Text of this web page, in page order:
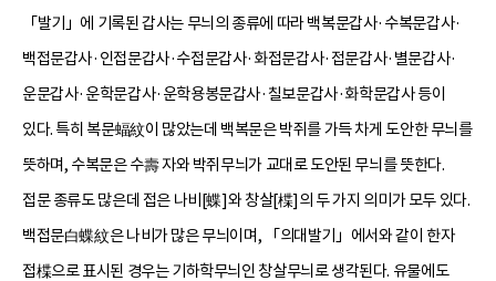
「발기」에 기록된 갑사는 무늬의 종류에 따라 백복문갑사·수복문갑사·
백접문갑사·인접문갑사·수접문갑사·화접문갑사·접문갑사·별문갑사·
운문갑사·운학문갑사·운학용봉문갑사·칠보문갑사·화학문갑사 등이
있다. 특히 복문蝠紋이 많았는데 백복문은 박쥐를 가득 차게 도안한 무늬를
뜻하며, 수복문은 수壽 자와 박쥐무늬가 교대로 도안된 무늬를 뜻한다.
접문 종류도 많은데 접은 나비[蝶]와 창살[楪]의 두 가지 의미가 모두 있다.
백접문白蝶紋은 나비가 많은 무늬이며, 「의대발기」에서와 같이 한자
접楪으로 표시된 경우는 기하학무늬인 창살무늬로 생각된다. 유물에도